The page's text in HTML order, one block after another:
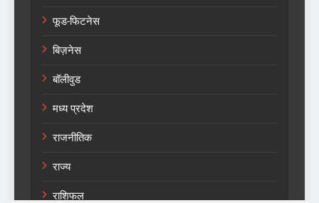
फूड-फिटनेस
बिज़नेस
बॉलीवुड
मध्य प्रदेश
राजनीतिक
राज्य
राशिफल